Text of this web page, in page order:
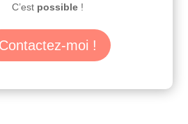
C’est possible !
Contactez-moi !